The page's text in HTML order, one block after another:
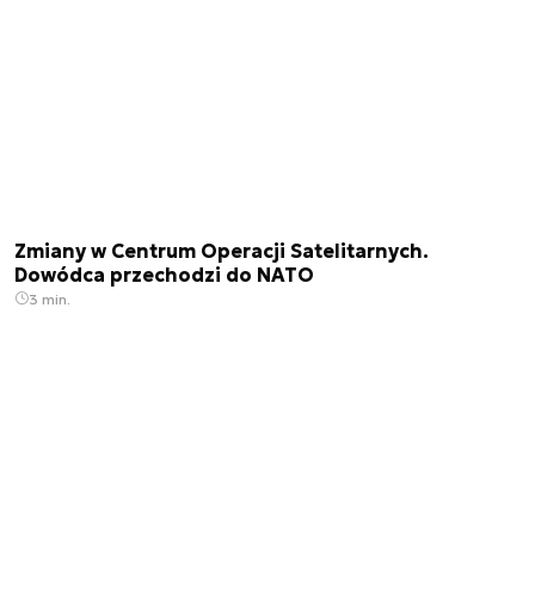
Zmiany w Centrum Operacji Satelitarnych.
Dowódca przechodzi do NATO
3 min.